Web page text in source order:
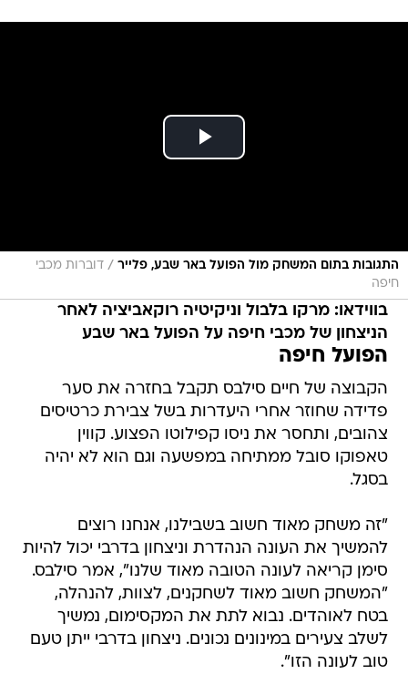
התגובות בתום המשחק מול הפועל באר שבע, פלייר / דוברות מכבי
חיפה
בווידאו: מרקו בלבול וניקיטיה רוקאביציה לאחר
הניצחון של מכבי חיפה על הפועל באר שבע
הפועל חיפה
הקבוצה של חיים סילבס תקבל בחזרה את סער
פדידה שחוזר אחרי היעדרות בשל צבירת כרטיסים
צהובים, ותחסר את ניסו קפילוטו הפצוע. קווין
טאפוקו סובל ממתיחה במפשעה וגם הוא לא יהיה
בסגל.
"זה משחק מאוד חשוב בשבילנו, אנחנו רוצים
להמשיך את העונה הנהדרת וניצחון בדרבי יכול להיות
סימן קריאה לעונה הטובה מאוד שלנו", אמר סילבס.
"המשחק חשוב מאוד לשחקנים, לצוות, להנהלה,
בטח לאוהדים. נבוא לתת את המקסימום, נמשיך
לשלב צעירים במינונים נכונים. ניצחון בדרבי ייתן טעם
טוב לעונה הזו".